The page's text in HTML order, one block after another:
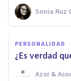
Sonia Ruz
PERSONALIDAD
¿Es verdad
Azor &